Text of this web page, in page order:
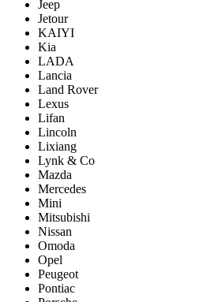
Jeep
Jetour
KAIYI
Kia
LADA
Lancia
Land Rover
Lexus
Lifan
Lincoln
Lixiang
Lynk & Co
Mazda
Mercedes
Mini
Mitsubishi
Nissan
Omoda
Opel
Peugeot
Pontiac